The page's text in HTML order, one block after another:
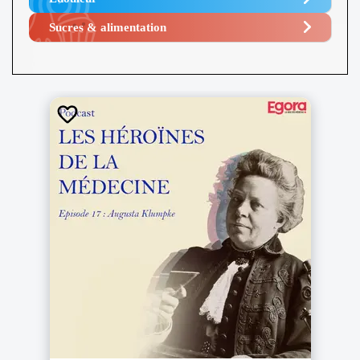
manquements :
Une mise en demeure – rendue publique ou non - de
se mettre en conformité dans un certain délai ;
Une injonction de se mettre en conformité ;
Une suspension du traitement de données ou son
Sucres & alimentation​